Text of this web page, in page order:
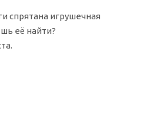
спрятана игрушечная
её найти?